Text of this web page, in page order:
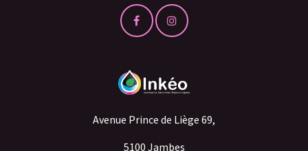
Avenue Prince de Liège 69,
5100 Jambes